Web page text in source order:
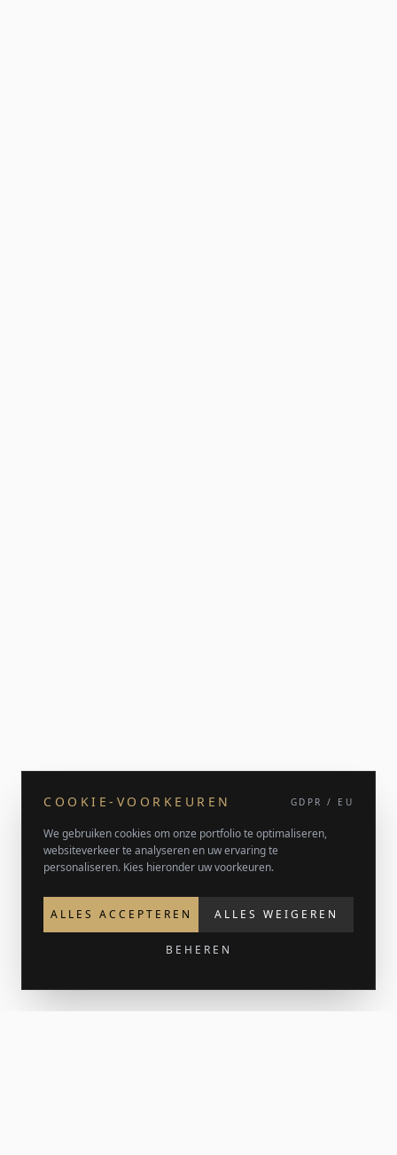
COOKIE-VOORKEUREN GDPR / EU
We gebruiken cookies om onze portfolio te optimaliseren,
websiteverkeer te analyseren en uw ervaring te
personaliseren. Kies hieronder uw voorkeuren.
ALLES ACCEPTEREN ALLES WEIGEREN
BEHEREN